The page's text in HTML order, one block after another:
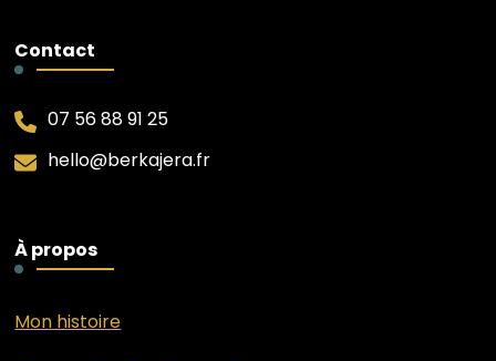
Contact
07 56 88 91 25
hello@berkajera.fr
À propos
Mon histoire